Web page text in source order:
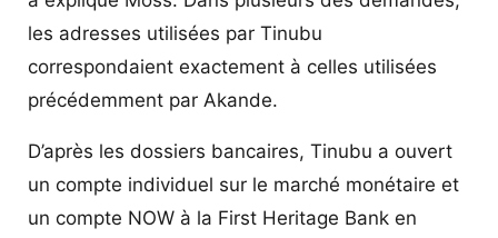
les adresses utilisées par Tinubu
correspondaient exactement à celles utilisées
précédemment par Akande.
D’après les dossiers bancaires, Tinubu a ouvert
un compte individuel sur le marché monétaire et
un compte NOW à la First Heritage Bank en